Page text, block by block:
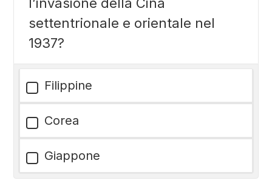
l’invasione della Cina
settentrionale e orientale nel
1937?
Filippine
Corea
Giappone